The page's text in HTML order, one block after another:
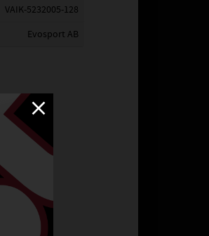
VAIK-5232005-128
Evosport AB